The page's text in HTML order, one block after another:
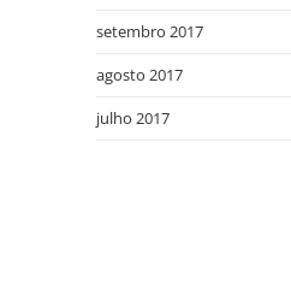
setembro 2017
agosto 2017
julho 2017